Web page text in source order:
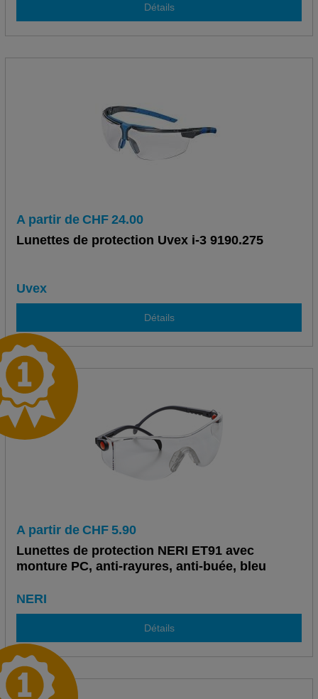
Détails
A partir de CHF 24.00
Lunettes de protection Uvex i-3 9190.275
Uvex
Détails
A partir de CHF 5.90
Lunettes de protection NERI ET91 avec
monture PC, anti-rayures, anti-buée, bleu
NERI
Détails